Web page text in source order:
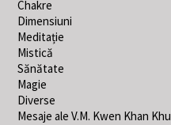
Chakre
Dimensiuni
Meditație
Mistică
Sănătate
Magie
Diverse
Mesaje ale V.M. Kwen Khan Khu